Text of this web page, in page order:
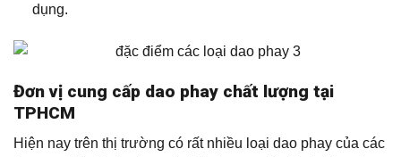
dụng.
Đơn vị cung cấp dao phay chất lượng tại
TPHCM
Hiện nay trên thị trường có rất nhiều loại dao phay của các